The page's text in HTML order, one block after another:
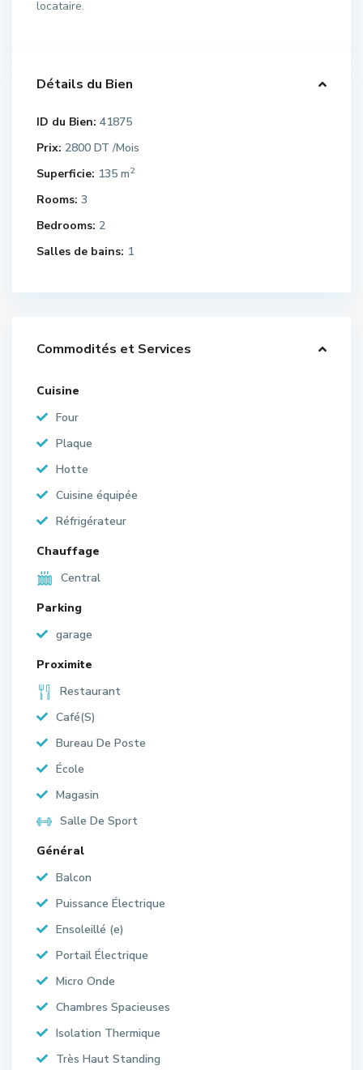
locataire.
Détails du Bien
ID du Bien: 41875
Prix: 2800 DT /Mois
Superficie: 135 m2
Rooms: 3
Bedrooms: 2
Salles de bains: 1
Commodités et Services
Cuisine
Four
Plaque
Hotte
Cuisine équipée
Réfrigérateur
Chauffage
Central
Parking
garage
Proximite
Restaurant
Café(S)
Bureau De Poste
École
Magasin
Salle De Sport
Général
Balcon
Puissance Électrique
Ensoleillé (e)
Portail Électrique
Micro Onde
Chambres Spacieuses
Isolation Thermique
Très Haut Standing